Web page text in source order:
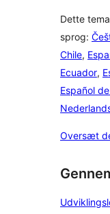
Dette
sprog:
Chile,
Ecuador,
Español
Oversæt